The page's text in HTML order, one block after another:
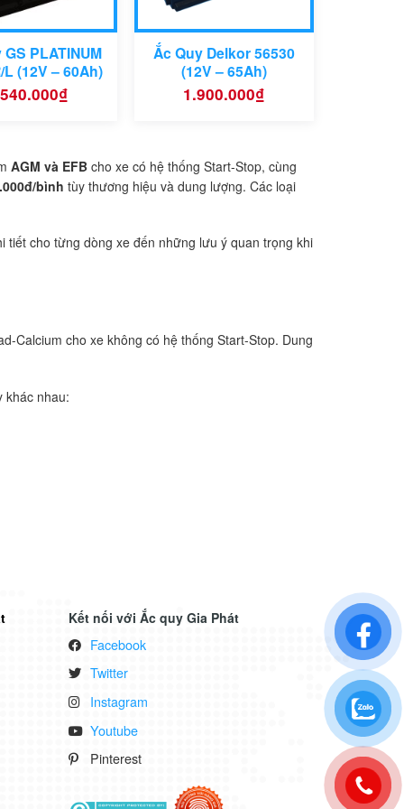
PLATINUM
L (12V – 60Ah)
₫
Ắc Quy Delkor 56530
(12V – 65Ah)
1.900.000₫
AGM và EFBcho xe có hệ thống Start-Stop, cùng
bình tùy thương hiệu và dung lượng. Các loại
tiết cho từng dòng xe đến những lưu ý quan trọng khi
Calcium cho xe không có hệ thống Start-Stop. Dung
khác nhau:
Kết nối với Ắc quy Gia Phát
Facebook
Twitter
Instagram
Youtube
Pinterest